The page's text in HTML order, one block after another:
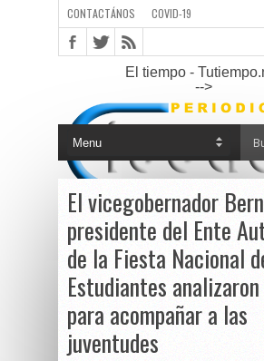
CONTACTÁNOS COVID-19
El tiempo -
-->
El vicegobernador
presidente del Ente
de la Fiesta Nacional
Estudiantes
para acompañar a las
juventudes